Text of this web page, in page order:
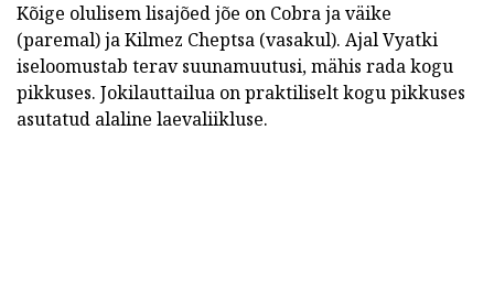
Kõige olulisem lisajõed jõe on Cobra ja väike
(paremal) ja Kilmez Cheptsa (vasakul). Ajal Vyatki
iseloomustab terav suunamuutusi, mähis rada kogu
pikkuses. Jokilauttailua on praktiliselt kogu pikkuses
asutatud alaline laevaliikluse.